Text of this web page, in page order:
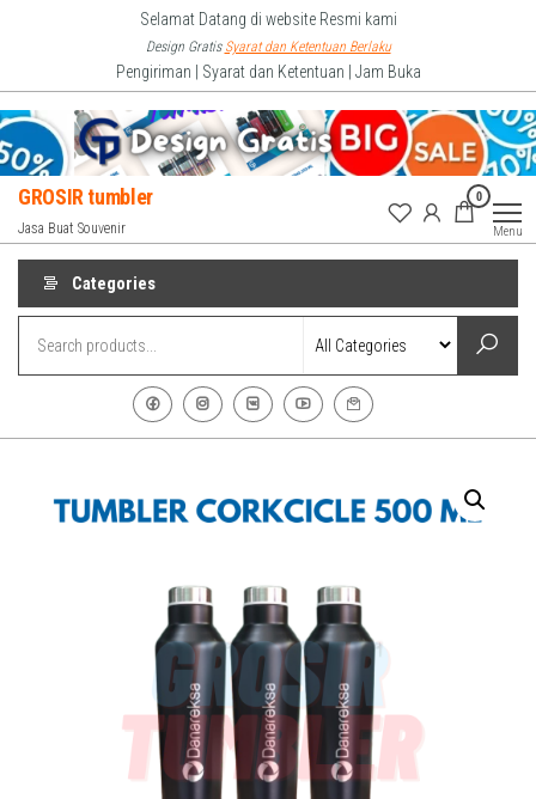
content
Selamat Datang di website Resmi kami
Design Gratis Syarat dan Ketentuan Berlaku
Pengiriman | Syarat dan Ketentuan | Jam Buka
GROSIR tumbler
Jasa Buat Souvenir
0
Menu
Categories